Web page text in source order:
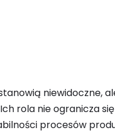
niewidoczne,
rola nie ogranicza
procesów